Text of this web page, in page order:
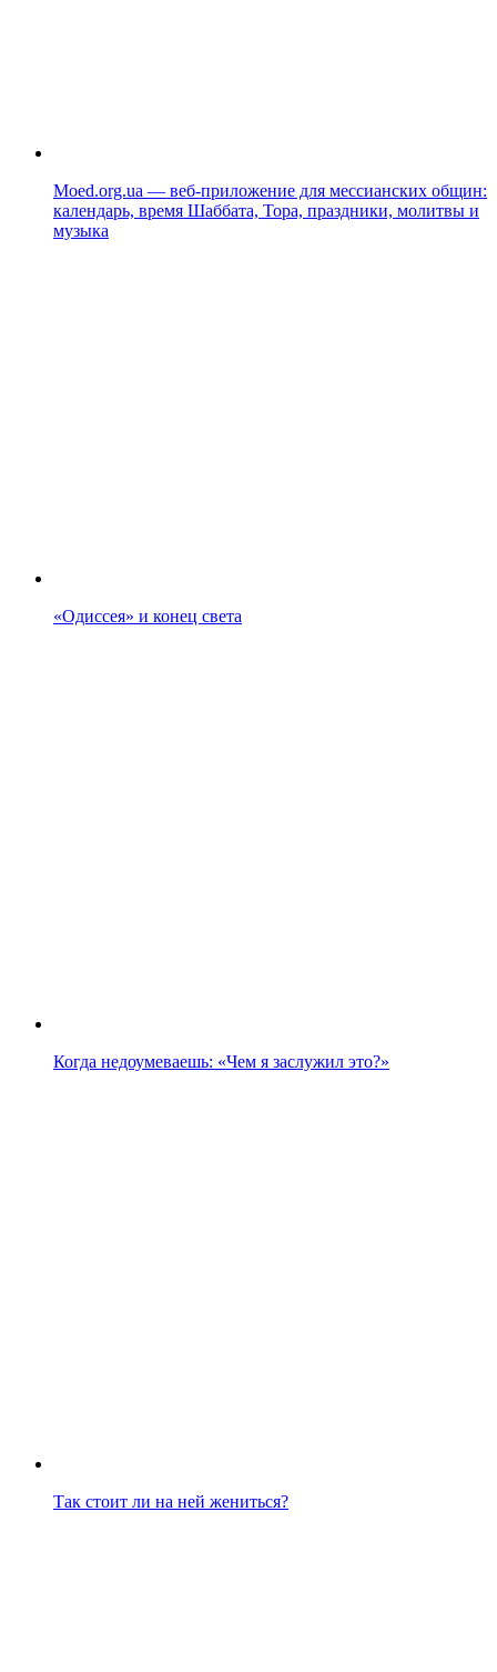
Moed.org.ua — веб-приложение для мессианских общин:
календарь, время Шаббата, Тора, праздники, молитвы и
музыка
«Одиссея» и конец света
Когда недоумеваешь: «Чем я заслужил это?»
Так стоит ли на ней жениться?